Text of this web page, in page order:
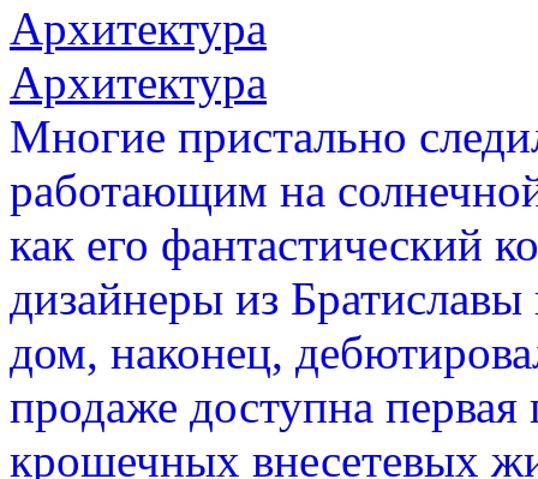
Архитектура
Архитектура
Многие пристально
работающим на
как его фантастический
дизайнеры из
дом, наконец,
продаже доступна
крошечных внесетевых